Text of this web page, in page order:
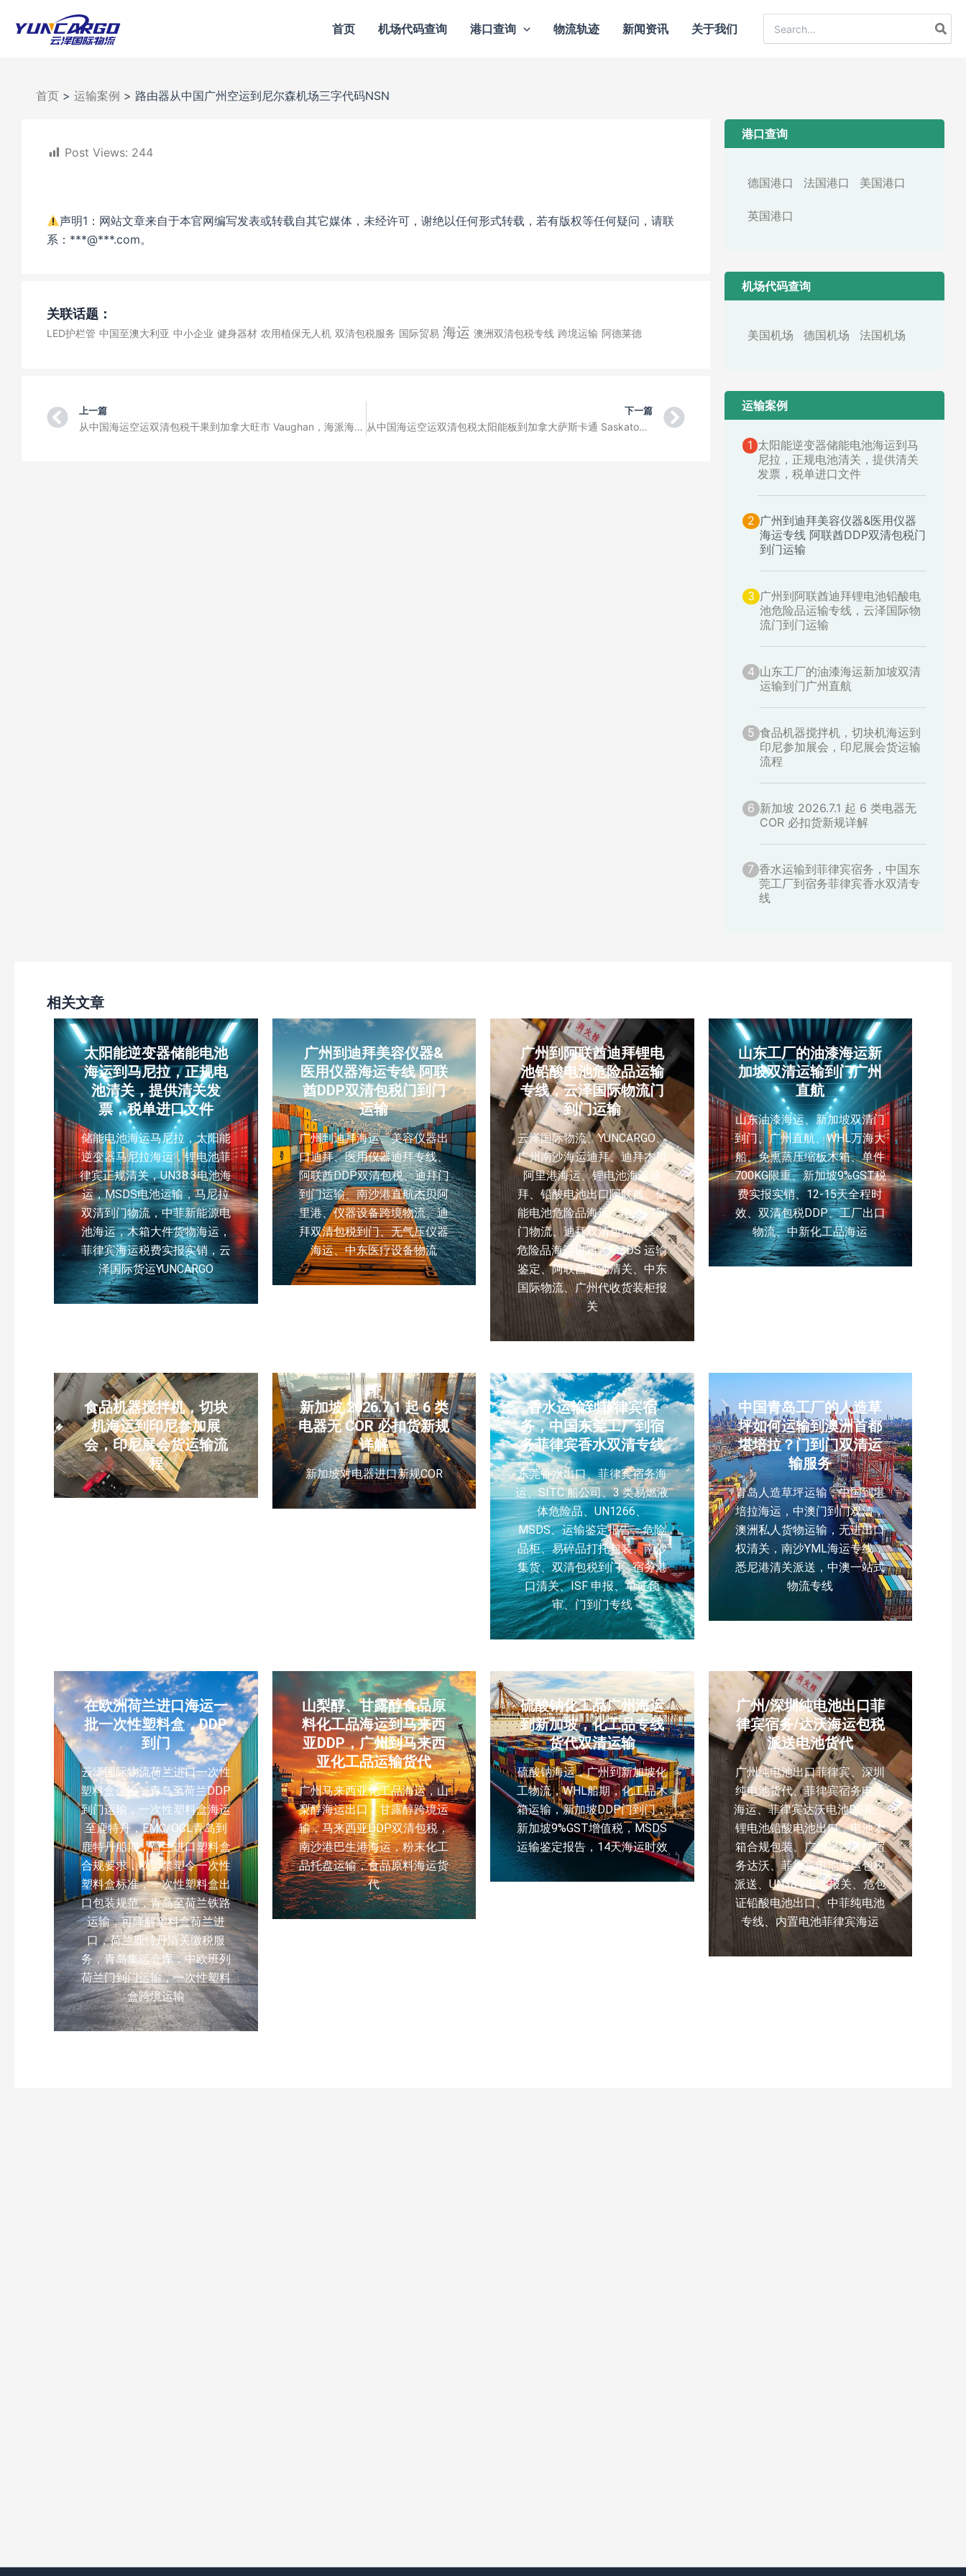
首页 机场代码查询 港口查询 物流轨迹 新闻资讯 关于我们
for:
首页 > 运输案例 > 路由器从中国广州空运到尼尔森机场三字代码NSN
Post Views: 244
声明1：网站文章来自于本官网编写发表或转载自其它媒体，未经许可，谢绝以任何形式转载，若有版权等任何疑问，请联
系：***@***.com。
关联话题：
LED护栏管 中国至澳大利亚 中小企业 健身器材 农用植保无人机 双清包税服务 国际贸易 海运 澳洲双清包税专线 跨境运输 阿德莱德
Prev
上一篇
从中国海运空运双清包税干果到加拿大旺市 Vaughan，海派海卡超大件运输小件运输
下一篇
从中国海运空运双清包税太阳能板到加拿大萨斯卡通 Saskatoon，海派海卡超大件运输小件运输 Next
港口查询
德国港口 法国港口 美国港口
英国港口
机场代码查询
美国机场 德国机场 法国机场
运输案例​
1 太阳能逆变器储能电池海运到马
尼拉，正规电池清关，提供清关
发票，税单进口文件
2 广州到迪拜美容仪器&医用仪器
海运专线 阿联酋DDP双清包税门
到门运输
3 广州到阿联酋迪拜锂电池铅酸电
池危险品运输专线，云泽国际物
流门到门运输
4 山东工厂的油漆海运新加坡双清
运输到门广州直航
5 食品机器搅拌机，切块机海运到
印尼参加展会，印尼展会货运输
流程
6 新加坡 2026.7.1 起 6 类电器无
COR 必扣货新规详解
7 香水运输到菲律宾宿务，中国东
莞工厂到宿务菲律宾香水双清专
线
相关文章
太阳能逆变器储能电池
海运到马尼拉，正规电
池清关，提供清关发
票，税单进口文件
储能电池海运马尼拉，太阳能
逆变器马尼拉海运，锂电池菲
律宾正规清关，UN38.3电池海
运，MSDS电池运输，马尼拉
双清到门物流，中菲新能源电
池海运，木箱大件货物海运，
菲律宾海运税费实报实销，云
泽国际货运YUNCARGO
广州到迪拜美容仪器&
医用仪器海运专线 阿联
酋DDP双清包税门到门
运输
广州到迪拜海运、美容仪器出
口迪拜、医用仪器迪拜专线、
阿联酋DDP双清包税、迪拜门
到门运输、南沙港直航杰贝阿
里港、仪器设备跨境物流、迪
拜双清包税到门、无气压仪器
海运、中东医疗设备物流
广州到阿联酋迪拜锂电
池铅酸电池危险品运输
专线，云泽国际物流门
到门运输
云泽国际物流、YUNCARGO、
广州南沙海运迪拜、迪拜杰贝
阿里港海运、锂电池海运迪
拜、铅酸电池出口阿联酋、储
能电池危险品海运、电池门到
门物流、迪拜双清包税专线、
危险品海运拼箱、MSDS 运输
鉴定、阿联酋电池清关、中东
国际物流、广州代收货装柜报
关
山东工厂的油漆海运新
加坡双清运输到门广州
直航
山东油漆海运、新加坡双清门
到门、广州直航、WHL万海大
船、免熏蒸压缩板木箱、单件
700KG限重、新加坡9%GST税
费实报实销、12-15天全程时
效、双清包税DDP、工厂出口
物流、中新化工品海运
食品机器搅拌机，切块
机海运到印尼参加展
会，印尼展会货运输流
程
新加坡 2026.7.1 起 6 类
电器无 COR 必扣货新规
详解
新加坡对电器进口新规COR
香水运输到菲律宾宿
务，中国东莞工厂到宿
务菲律宾香水双清专线
东莞香水出口、菲律宾宿务海
运、SITC 船公司、3 类易燃液
体危险品、UN1266、
MSDS、运输鉴定报告、危险
品柜、易碎品打托包装、南沙
集货、双清包税到门、宿务港
口清关、ISF 申报、单证预
审、门到门专线
中国青岛工厂的人造草
坪如何运输到澳洲首都
堪培拉？门到门双清运
输服务
青岛人造草坪运输，中国到堪
培拉海运，中澳门到门双清，
澳洲私人货物运输，无进出口
权清关，南沙YML海运专线，
悉尼港清关派送，中澳一站式
物流专线
在欧洲荷兰进口海运一
批一次性塑料盒，DDP
到门
云泽国际物流荷兰进口一次性
塑料盒运输，青岛至荷兰DDP
到门运输，一次性塑料盒海运
至鹿特丹，EMC/OCL青岛到
鹿特丹船期，荷兰进口塑料盒
合规要求，欧盟禁塑令一次性
塑料盒标准，一次性塑料盒出
口包装规范，青岛至荷兰铁路
运输，可降解塑料盒荷兰进
口，荷兰鹿特丹清关缴税服
务，青岛集运仓库，中欧班列
荷兰门到门运输，一次性塑料
盒跨境运输
山梨醇、甘露醇食品原
料化工品海运到马来西
亚DDP，广州到马来西
亚化工品运输货代
广州马来西亚化工品海运，山
梨醇海运出口，甘露醇跨境运
输，马来西亚DDP双清包税，
南沙港巴生港海运，粉末化工
品托盘运输，食品原料海运货
代
硫酸钠化工品广州海运
到新加坡，化工品专线
货代双清运输
硫酸钠海运，广州到新加坡化
工物流，WHL船期，化工品木
箱运输，新加坡DDP门到门，
新加坡9%GST增值税，MSDS
运输鉴定报告，14天海运时效
广州/深圳纯电池出口菲
律宾宿务/达沃海运包税
派送电池货代
广州纯电池出口菲律宾、深圳
纯电池货代、菲律宾宿务电池
海运、菲律宾达沃电池DG柜、
锂电池铅酸电池出口、电池木
箱合规包装、广州南沙直航宿
务达沃、菲律宾电池海运包税
派送、UN38.3电池报关、危包
证铅酸电池出口、中菲纯电池
专线、内置电池菲律宾海运